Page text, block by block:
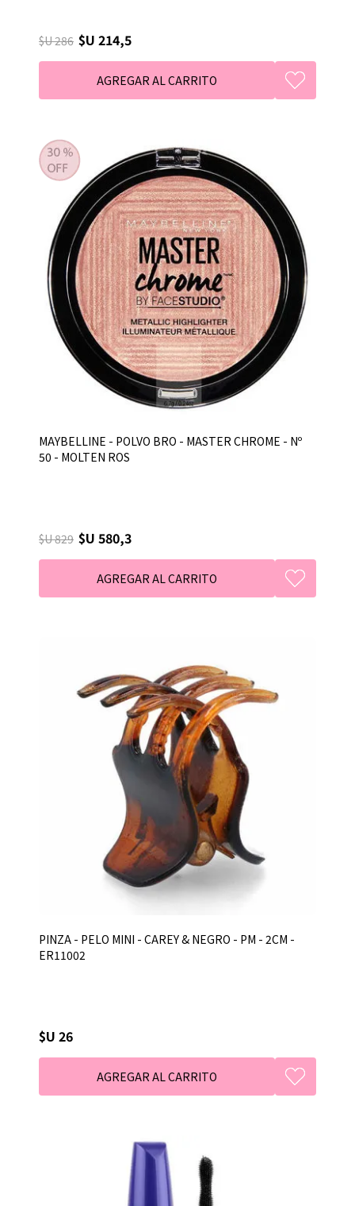
$U 286 $U 214,5
MAYBELLINE - POLVO BRO - MASTER CHROME - Nº
50 - MOLTEN ROS
$U 829 $U 580,3
PINZA - PELO MINI - CAREY & NEGRO - PM - 2CM -
ER11002
$U 26